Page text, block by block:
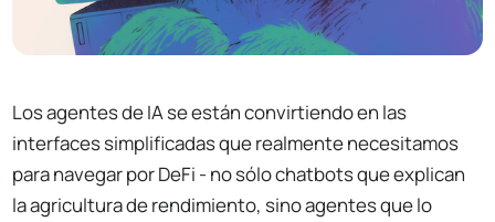
Los agentes de IA se están convirtiendo en las
interfaces simplificadas que realmente necesitamos
para navegar por DeFi - no sólo chatbots que explican
la agricultura de rendimiento, sino agentes que lo